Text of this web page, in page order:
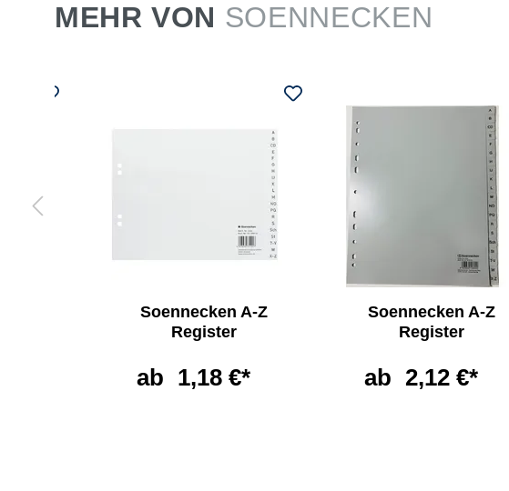
MEHR VON SOENNECKEN
Soennecken A-Z
Register
ab 1,18 €*
Soennecken A-Z
Register
ab 2,12 €*